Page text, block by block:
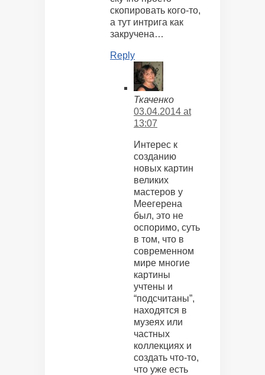
скопировать кого-то,
а тут интрига как
закручена…
Reply
Ткаченко
03.04.2014 at
13:07
Интерес к
созданию
новых картин
великих
мастеров у
Меегерена
был, это не
оспоримо, суть
в том, что в
современном
мире многие
картины
учтены и
“подсчитаны”,
находятся в
музеях или
частных
коллекциях и
создать что-то,
что уже есть